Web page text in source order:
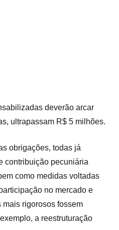
deverão arcar
ultrapassam R$ 5 milhões.
obrigações, todas já
contribuição pecuniária
como medidas voltadas
no mercado e
mais rigorosos fossem
a reestruturação